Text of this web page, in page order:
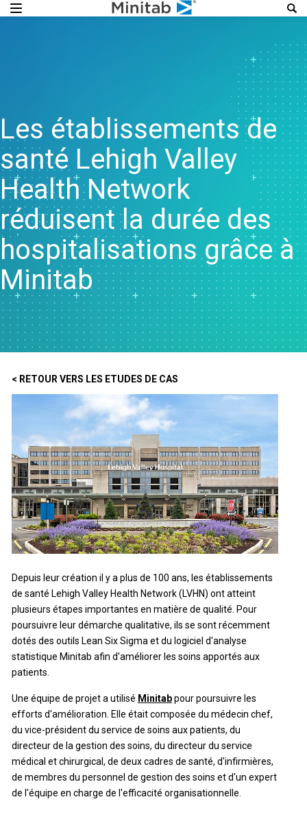
Les établissements de
santé Lehigh Valley
Health Network
réduisent la durée des
hospitalisations grâce à
Minitab
< RETOUR VERS LES ETUDES DE CAS
Depuis leur création il y a plus de 100 ans, les établissements
de santé Lehigh Valley Health Network (LVHN) ont atteint
plusieurs étapes importantes en matière de qualité. Pour
poursuivre leur démarche qualitative, ils se sont récemment
dotés des outils Lean Six Sigma et du logiciel d'analyse
statistique Minitab afin d'améliorer les soins apportés aux
patients.
Une équipe de projet a utilisé Minitabpour poursuivre les
efforts d'amélioration. Elle était composée du médecin chef,
du vice-président du service de soins aux patients, du
directeur de la gestion des soins, du directeur du service
médical et chirurgical, de deux cadres de santé, d'infirmières,
de membres du personnel de gestion des soins et d'un expert
de l'équipe en charge de l'efficacité organisationnelle.